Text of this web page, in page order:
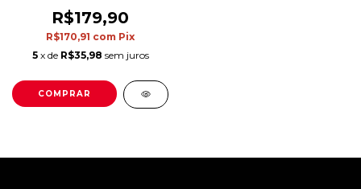
Nike Masculina -
Detalhamento com
caveiras em vermelho e
branco
R$179,90
R$170,91 com Pix
5 x de R$35,98 sem juros
COMPRAR